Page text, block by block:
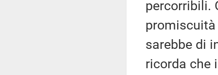
percorribili.
sarebbe di
ricorda che